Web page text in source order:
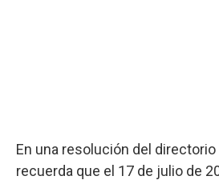
En una resolución del directorio
recuerda que el 17 de julio de